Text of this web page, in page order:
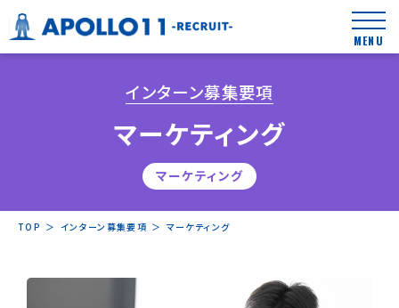
MENU
インターン募集要項
マーケティング
マーケティング
TOP ＞ インターン募集要項 ＞ マーケティング